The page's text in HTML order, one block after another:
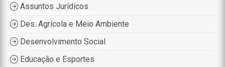
Assuntos Jurídicos
Des. Agrícola e Meio Ambiente
Desenvolvimento Social
Educação e Esportes